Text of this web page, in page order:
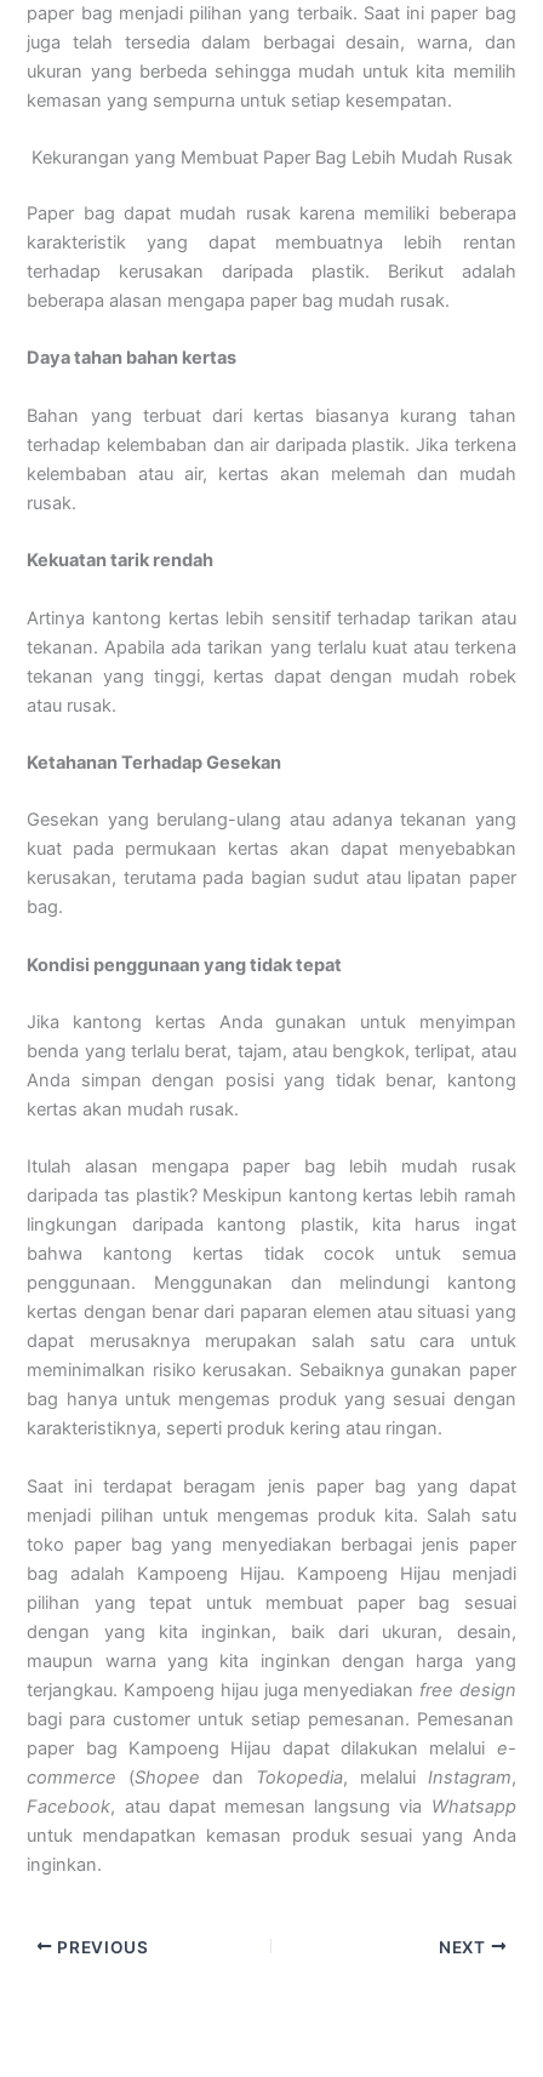
paper bag menjadi pilihan yang terbaik. Saat ini paper bag
juga telah tersedia dalam berbagai desain, warna, dan
ukuran yang berbeda sehingga mudah untuk kita memilih
kemasan yang sempurna untuk setiap kesempatan.
Kekurangan yang Membuat Paper Bag Lebih Mudah Rusak
Paper bag dapat mudah rusak karena memiliki beberapa
karakteristik yang dapat membuatnya lebih rentan
terhadap kerusakan daripada plastik. Berikut adalah
beberapa alasan mengapa paper bag mudah rusak.
Daya tahan bahan kertas
Bahan yang terbuat dari kertas biasanya kurang tahan
terhadap kelembaban dan air daripada plastik. Jika terkena
kelembaban atau air, kertas akan melemah dan mudah
rusak.
Kekuatan tarik rendah
Artinya kantong kertas lebih sensitif terhadap tarikan atau
tekanan. Apabila ada tarikan yang terlalu kuat atau terkena
tekanan yang tinggi, kertas dapat dengan mudah robek
atau rusak.
Ketahanan Terhadap Gesekan
Gesekan yang berulang-ulang atau adanya tekanan yang
kuat pada permukaan kertas akan dapat menyebabkan
kerusakan, terutama pada bagian sudut atau lipatan paper
bag.
Kondisi penggunaan yang tidak tepat
Jika kantong kertas Anda gunakan untuk menyimpan
benda yang terlalu berat, tajam, atau bengkok, terlipat, atau
Anda simpan dengan posisi yang tidak benar, kantong
kertas akan mudah rusak.
Itulah alasan mengapa paper bag lebih mudah rusak
daripada tas plastik? Meskipun kantong kertas lebih ramah
lingkungan daripada kantong plastik, kita harus ingat
bahwa kantong kertas tidak cocok untuk semua
penggunaan. Menggunakan dan melindungi kantong
kertas dengan benar dari paparan elemen atau situasi yang
dapat merusaknya merupakan salah satu cara untuk
meminimalkan risiko kerusakan. Sebaiknya gunakan paper
bag hanya untuk mengemas produk yang sesuai dengan
karakteristiknya, seperti produk kering atau ringan.
Saat ini terdapat beragam jenis paper bag yang dapat
menjadi pilihan untuk mengemas produk kita. Salah satu
toko paper bag yang menyediakan berbagai jenis paper
bag adalah Kampoeng Hijau. Kampoeng Hijau menjadi
pilihan yang tepat untuk membuat paper bag sesuai
dengan yang kita inginkan, baik dari ukuran, desain,
maupun warna yang kita inginkan dengan harga yang
terjangkau. Kampoeng hijau juga menyediakan free design
bagi para customer untuk setiap pemesanan. Pemesanan
paper bag Kampoeng Hijau dapat dilakukan melalui e-
commerce (Shopee dan Tokopedia, melalui Instagram,
Facebook, atau dapat memesan langsung via Whatsapp
untuk mendapatkan kemasan produk sesuai yang Anda
inginkan.
PREVIOUS NEXT